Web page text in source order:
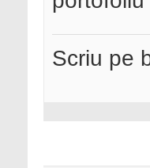
Scriu pe